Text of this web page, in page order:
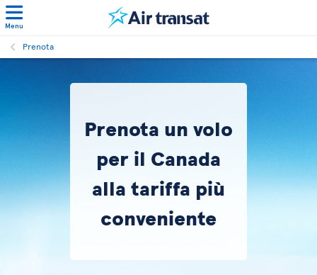
Menu
Prenota
Prenota un volo
per il Canada
alla tariffa più
conveniente